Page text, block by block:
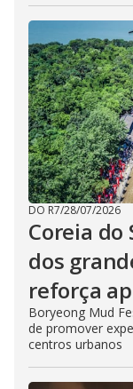
DO R7/28/07/2026
Coreia
dos
reforça
Boryeong Mud
de promover
centros urbanos